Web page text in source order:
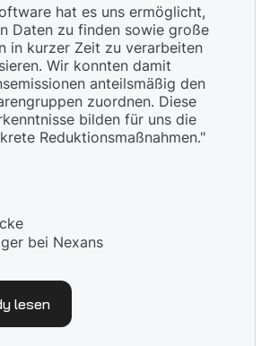
hat es uns ermöglicht,
Daten zu finden sowie große
in kurzer Zeit zu verarbeiten
Wir konnten damit
anteilsmäßig den
zuordnen. Diese
bilden für uns die
Reduktionsmaßnahmen."
bei Nexans
lesen